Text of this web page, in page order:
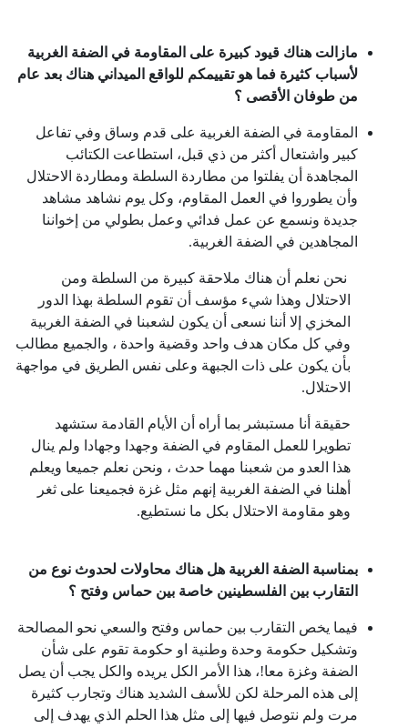
مازالت هناك قيود كبيرة على المقاومة في الضفة الغربية
لأسباب كثيرة فما هو تقييمكم للواقع الميداني هناك بعد عام
من طوفان الأقصى ؟
المقاومة في الضفة الغربية على قدم وساق وفي تفاعل
كبير واشتعال أكثر من ذي قبل، استطاعت الكتائب
المجاهدة أن يفلتوا من مطاردة السلطة ومطاردة الاحتلال
وأن يطوروا في العمل المقاوم، وكل يوم نشاهد مشاهد
جديدة ونسمع عن عمل فدائي وعمل بطولي من إخواننا
المجاهدين في الضفة الغربية.
نحن نعلم أن هناك ملاحقة كبيرة من السلطة ومن
الاحتلال وهذا شيء مؤسف أن تقوم السلطة بهذا الدور
المخزي إلا أننا نسعى أن يكون لشعبنا في الضفة الغربية
وفي كل مكان هدف واحد وقضية واحدة ، والجميع مطالب
بأن يكون على ذات الجبهة وعلى نفس الطريق في مواجهة
الاحتلال.
حقيقة أنا مستبشر بما أراه أن الأيام القادمة ستشهد
تطويرا للعمل المقاوم في الضفة وجهدا وجهادا ولم ينال
هذا العدو من شعبنا مهما حدث ، ونحن نعلم جميعا ويعلم
أهلنا في الضفة الغربية إنهم مثل غزة فجميعنا على ثغر
وهو مقاومة الاحتلال بكل ما نستطيع.
بمناسبة الضفة الغربية هل هناك محاولات لحدوث نوع من
التقارب بين الفلسطينين خاصة بين حماس وفتح ؟
فيما يخص التقارب بين حماس وفتح والسعي نحو المصالحة
وتشكيل حكومة وحدة وطنية او حكومة تقوم على شأن
الضفة وغزة معا!، هذا الأمر الكل يريده والكل يجب أن يصل
إلى هذه المرحلة لكن للأسف الشديد هناك وتجارب كثيرة
مرت ولم نتوصل فيها إلى مثل هذا الحلم الذي يهدف إلى